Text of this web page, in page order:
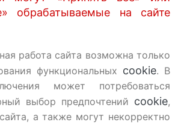
обрабатываемые на сайте
работа сайта возможна только
функциональных cookie. В
может потребоваться
выбор предпочтений cookie,
а также могут некорректно